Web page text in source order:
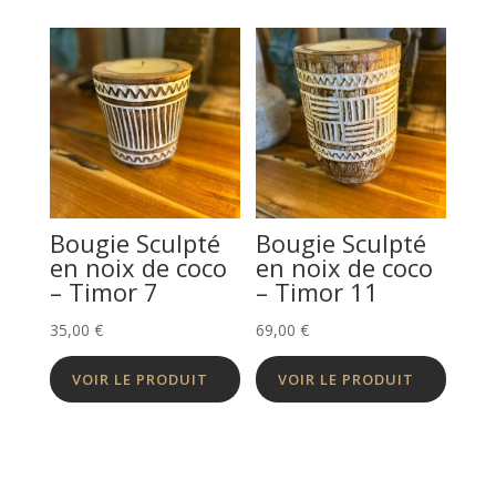
Bougie Sculpté
en noix de coco
– Timor 7
35,00 €
VOIR LE PRODUIT
Bougie Sculpté
en noix de coco
– Timor 11
69,00€
VOIR LE PRODUIT